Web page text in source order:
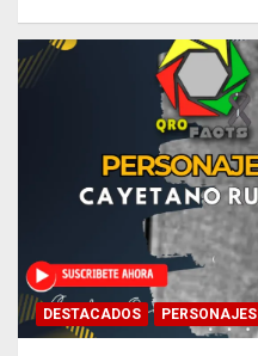
DESTACADOS PERSONAJES